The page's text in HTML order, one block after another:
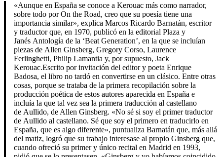
«Aunque en España se conoce a Kerouac más como narrador,
sobre todo por On the Road, creo que su poesía tiene una
importancia similar», explica Marcos Ricardo Barnatán, escritor
y traductor que, en 1970, publicó en la editorial Plaza y
Janés Antología de la ‘Beat Generation’, en la que se incluían
piezas de Allen Ginsberg, Gregory Corso, Laurence
Ferlinghetti, Philip Lamantia y, por supuesto, Jack
Kerouac.Escrito por invitación del editor y poeta Enrique
Badosa, el libro no tardó en convertirse en un clásico. Entre otras
cosas, porque se trataba de la primera recopilación sobre la
producción poética de estos autores aparecida en España e
incluía la que tal vez sea la primera traducción al castellano
de Aullido, de Allen Ginsberg. «No sé si soy el primer traductor
de Aullido al castellano. Sé que soy el primero en traducirlo en
España, que es algo diferente», puntualiza Barnatán que, más allá
del matiz, logró que su trabajo interesase al propio Ginsberg que,
cuando ofreció su primer y único recital en Madrid en 1993,